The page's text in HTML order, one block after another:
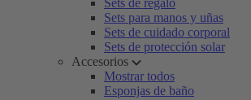
Sets de regalo
Sets para manos y uñas
Sets de cuidado corporal
Sets de protección solar
Accesorios
Mostrar todos
Esponjas de baño